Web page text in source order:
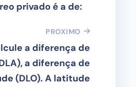
privado é a de:
PROXIMO
a diferença de
a diferença de
(DLO). A latitude